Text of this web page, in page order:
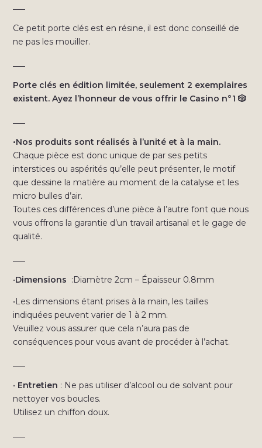
___
Ce petit porte clés est en résine, il est donc conseillé de
ne pas les mouiller.
Porte clés en édition limitée, seulement 2 exemplaires
existent. Ayez l’honneur de vous offrir le Casino n°1 🎲
•Nos produits sont réalisés à l’unité et à la main.
Chaque pièce est donc unique de par ses petits
interstices ou aspérités qu’elle peut présenter, le motif
que dessine la matière au moment de la catalyse et les
micro bulles d’air.
Toutes ces différences d’une pièce à l’autre font que nous
vous offrons la garantie d’un travail artisanal et le gage de
qualité.
•Dimensions :Diamètre 2cm – Épaisseur 0.8mm
•Les dimensions étant prises à la main, les tailles
indiquées peuvent varier de 1 à 2 mm.
Veuillez vous assurer que cela n’aura pas de
conséquences pour vous avant de procéder à l’achat.
• Entretien : Ne pas utiliser d’alcool ou de solvant pour
nettoyer vos boucles.
Utilisez un chiffon doux.